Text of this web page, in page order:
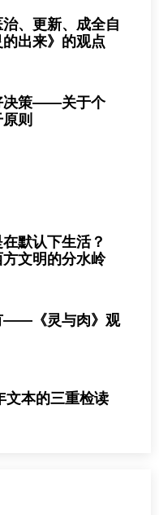
、更新、成全自
出来》的观点
决策——关于个
则
默认下生活？
文明的分水岭
——《灵与肉》观
本的三重检读